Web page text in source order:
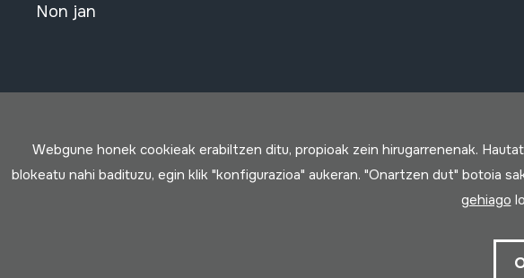
Non jan
Webgune honek cookieak erabiltzen ditu, propioak zein hirugarrenenak.
blokeatu nahi badituzu, egin klik "konfigurazioa" aukeran. "Onartzen dut" botoia
gehiago